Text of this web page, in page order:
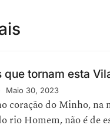
que tornam esta
Maio 30, 2023
coração do Minho, na
rio Homem, não é de